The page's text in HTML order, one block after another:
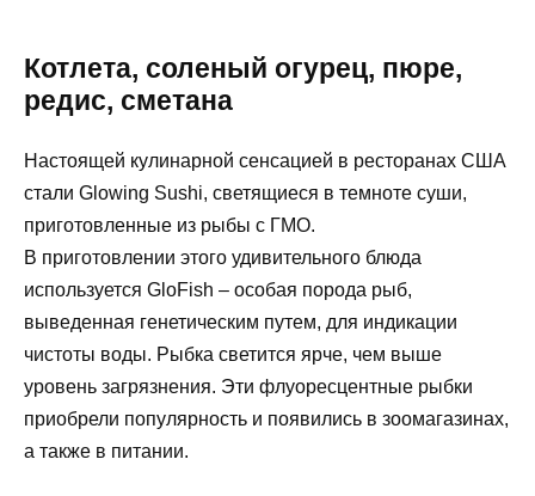
Котлета, соленый огурец, пюре,
редис, сметана
Настоящей кулинарной сенсацией в ресторанах США
стали Glowing Sushi, светящиеся в темноте суши,
приготовленные из рыбы с ГМО.
В приготовлении этого удивительного блюда
используется GloFish – особая порода рыб,
выведенная генетическим путем, для индикации
чистоты воды. Рыбка светится ярче, чем выше
уровень загрязнения. Эти флуоресцентные рыбки
приобрели популярность и появились в зоомагазинах,
а также в питании.